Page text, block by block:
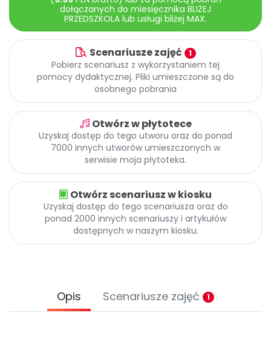
Archiwalne numery
Pomoc
Promocje
dołączanych do miesięcznika BLIŻEJ
PRZEDSZKOLA lub usługi bliżej MAX.
Scenariusze zajęć 1
Pobierz scenariusz z wykorzystaniem tej
pomocy dydaktycznej. Pliki umieszczone są do
osobnego pobrania
Otwórz w płytotece
Uzyskaj dostęp do tego utworu oraz do ponad
7000 innych utworów umieszczonych w
serwisie moja płytoteka.
Otwórz scenariusz w kiosku
Uzyskaj dostęp do tego scenariusza oraz do
ponad 2000 innych scenariuszy i artykułów
dostępnych w naszym kiosku.
Opis Scenariusze zajęć 1